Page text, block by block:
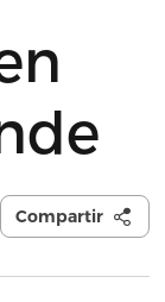
Compartir